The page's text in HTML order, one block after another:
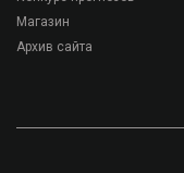
Магазин
Архив сайта